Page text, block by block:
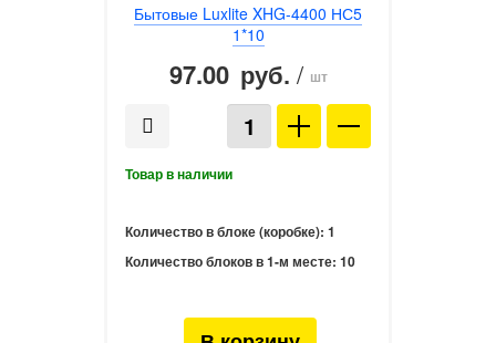
Бытовые Luxlite XHG-4400 НС5
1*10
97.00 руб. / шт
Количество в блоке (коробке): 1
Количество блоков в 1-м месте: 10